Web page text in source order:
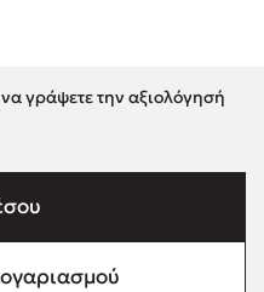
γράψετε την αξιολόγησή